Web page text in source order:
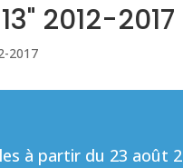
2012-2017
2017
à partir du 23 août